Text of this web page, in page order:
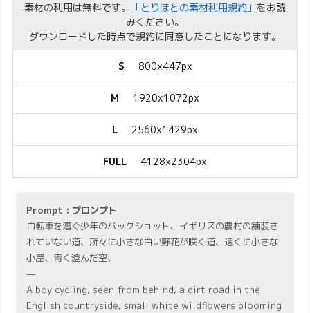
素材の利用は無料です。
「とりほとの素材利用規約」 をお読
みください。
ダウンロードした時点で規約に同意したことになります。
S 800x447px
M 1920x1072px
L 2560x1429px
FULL 4128x2304px
Prompt : プロンプト
自転車を漕ぐ少年のバックショット、イギリスの農村の舗装さ
れていない道、所々に小さな白い野花が咲く道、遠くに小さな
小屋、青く澄んだ空、
—
A boy cycling, seen from behind, a dirt road in the
English countryside, small white wildflowers blooming